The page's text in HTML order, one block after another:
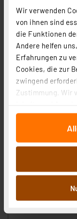
Wir verwenden
von ihnen sind
die Funktionen
Andere helfen
Erfahrungen zu
Cookies, die zur
zwingend
Zustimmung. Wir
für soziale
auf unsere
wir Informationen
an unsere Partner
Analysen weiter.
Informationen
zusammen, die
sie im Rahmen
Homematic IP